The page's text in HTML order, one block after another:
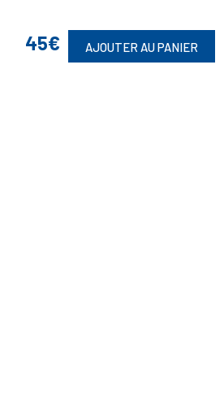
45€ AJOUTER AU PANIER
Suivez-Nous